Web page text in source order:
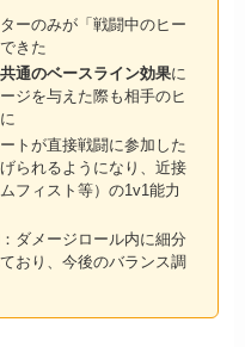
ーのみが「戦闘中のヒー
きた
通のベースライン効果に
ジを与えた際も相手のヒ
トが直接戦闘に参加した
られるようになり、近接
フィスト等）の1v1能力
：ダメージロール内に細分
おり、今後のバランス調